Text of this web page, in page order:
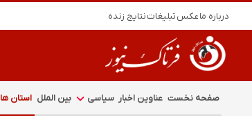
درباره ماعکستبلیغاتنتایج زنده
صفحه نخست عناوین اخبار سیاسی بین الملل استان ها